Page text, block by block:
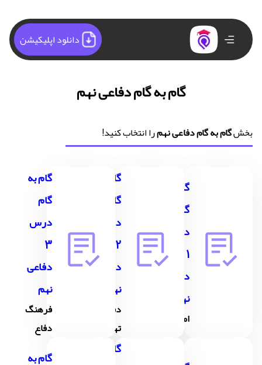
دانلود اپلیکیشن
گام به گام دفاعی نهم
بخشگام به گام دفاعی نهمرا انتخاب کنید!
گام به
گام
درس
1
دفاعی
نهم
امنیت
گام به
گام
درس
2
دفاعی
نهم
دفاع و
تهاجم
گام به
گام
درس
3
دفاعی
نهم
فرهنگ
دفاع
گام به
گام به